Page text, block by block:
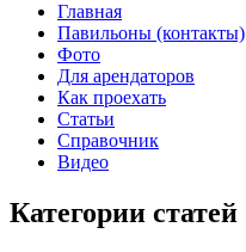
Главная
Павильоны (контакты)
Фото
Для арендаторов
Как проехать
Статьи
Справочник
Видео
Категории статей